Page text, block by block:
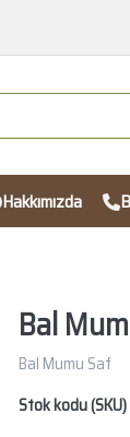
Hakkımızda
Bal
Bal Mumu Saf
Stok kodu (SKU)